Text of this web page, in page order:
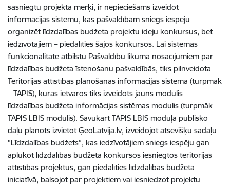
sasniegtu projekta mērķi, ir nepieciešams izveidot
informācijas sistēmu, kas pašvaldībām sniegs iespēju
organizēt līdzdalības budžeta projektu ideju konkursus, bet
iedzīvotājiem – piedalīties šajos konkursos. Lai sistēmas
funkcionalitāte atbilstu Pašvaldību likuma nosacījumiem par
līdzdalības budžeta īstenošanu pašvaldībās, tiks pilnveidota
Teritorijas attīstības plānošanas informācijas sistēma (turpmāk
– TAPIS), kuras ietvaros tiks izveidots jauns modulis –
līdzdalības budžeta informācijas sistēmas modulis (turpmāk –
TAPIS LBIS modulis). Savukārt TAPIS LBIS moduļa publisko
daļu plānots izvietot ĢeoLatvija.lv, izveidojot atsevišķu sadaļu
“Līdzdalības budžets”, kas iedzīvotājiem sniegs iespēju gan
aplūkot līdzdalības budžeta konkursos iesniegtos teritorijas
attīstības projektus, gan piedalīties līdzdalības budžeta
iniciatīvā, balsojot par projektiem vai iesniedzot projektu